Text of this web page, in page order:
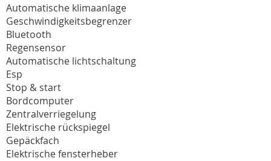
Automatische klimaanlage
Geschwindigkeitsbegrenzer
Bluetooth
Regensensor
Automatische lichtschaltung
Esp
Stop & start
Bordcomputer
Zentralverriegelung
Elektrische rückspiegel
Gepäckfach
Elektrische fensterheber